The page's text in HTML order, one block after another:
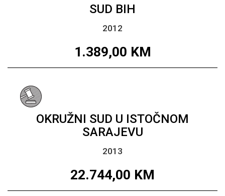
SUD BIH
2012
1.389,00 KM
OKRUŽNI SUD U ISTOČNOM
SARAJEVU
2013
22.744,00 KM